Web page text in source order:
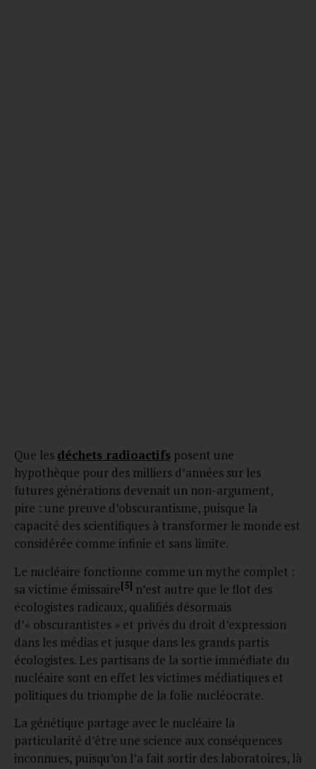
Que les déchets radioactifs posent une
hypothèque pour des milliers d’années sur les
futures générations devenait un non-argument,
pire : une preuve d’obscurantisme, puisque la
capacité des scientifiques à transformer le monde est
considérée comme infinie et sans limite.
Le nucléaire fonctionne comme un mythe complet :
sa victime émissaire[5] n’est autre que le flot des
écologistes radicaux, qualifiés désormais
d’« obscurantistes » et privés du droit d’expression
dans les médias et jusque dans les grands partis
écologistes. Les partisans de la sortie immédiate du
nucléaire sont en effet les victimes médiatiques et
politiques du triomphe de la folie nucléocrate.
La génétique partage avec le nucléaire la
particularité d’être une science aux conséquences
inconnues, puisqu’on l’a fait sortir des laboratoires, là